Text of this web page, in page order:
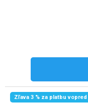
Zľava 3 % za platbu vopred